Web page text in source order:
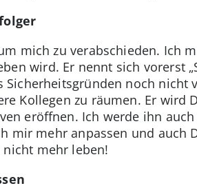
mich zu verabschieden. Ich
wird. Er nennt sich vorerst
noch nicht
Kollegen zu räumen. Er
eröffnen. Ich werde ihn
mir mehr anpassen und
mehr leben!